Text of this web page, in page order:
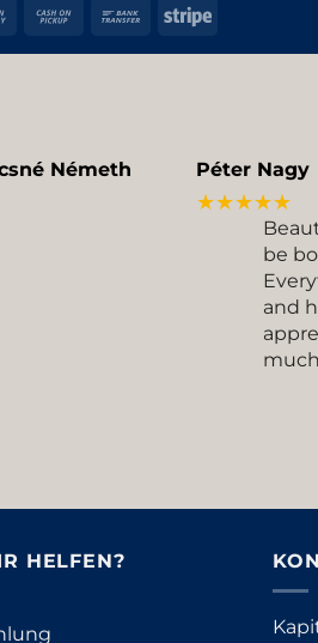
Cash
Cash
Bank
Stripe
Németh Péter Nagy
★★★★★
be
and
much
HELFEN?